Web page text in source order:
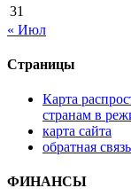
31
« Июл
Страницы
Карта
странам в
карта сайта
обратная связь
ФИНАНСЫ